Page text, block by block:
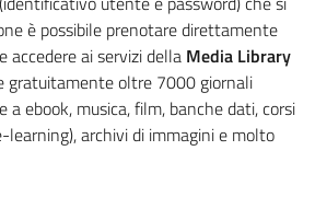
è possibile prenotare direttamente
ai servizi della Media Library
gratuitamente oltre 7000 giornali
ebook, musica, film, banche dati, corsi
learning), archivi di immagini e molto